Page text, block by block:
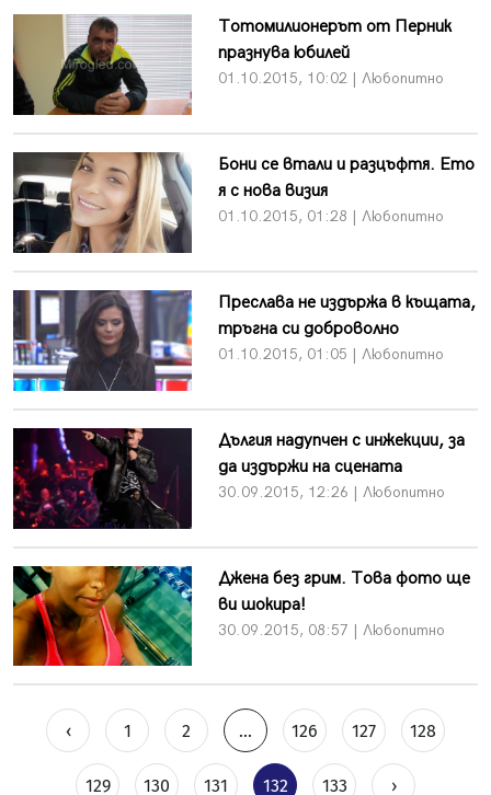
Тотомилионерът от Перник
празнува юбилей
01.10.2015, 10:02 | Любопитно
Бони се втали и разцъфтя. Ето
я с нова визия
01.10.2015, 01:28 | Любопитно
Преслава не издържа в къщата,
тръгна си доброволно
01.10.2015, 01:05 | Любопитно
Дългия надупчен с инжекции, за
да издържи на сцената
30.09.2015, 12:26 | Любопитно
Джена без грим. Това фото ще
ви шокира!
30.09.2015, 08:57 | Любопитно
‹ 1 2 ... 126 127 128
129 130 131 132 133 ›